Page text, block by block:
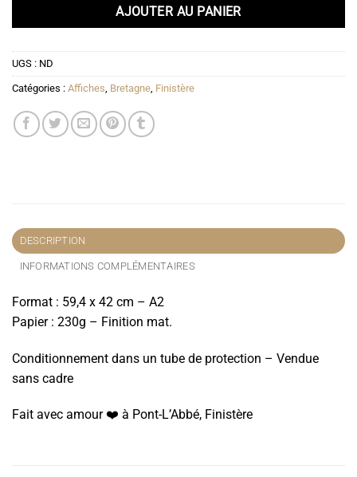
AJOUTER AU PANIER
UGS : ND
Catégories : Affiches Bretagne Finistère
DESCRIPTION
INFORMATIONS COMPLÉMENTAIRES
Format : 59,4 x 42 cm – A2
Papier : 230g – Finition mat.
Conditionnement dans un tube de protection – Vendue
sans cadre
Fait avec amour ❤️️ à Pont-L’Abbé, Finistère